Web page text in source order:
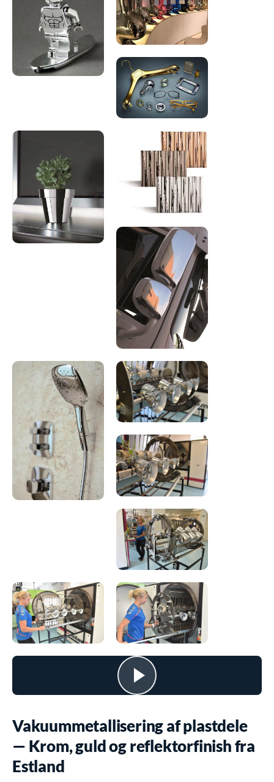
Vakuummetallisering af plastdele
— Krom, guld og reflektorfinish fra
Estland